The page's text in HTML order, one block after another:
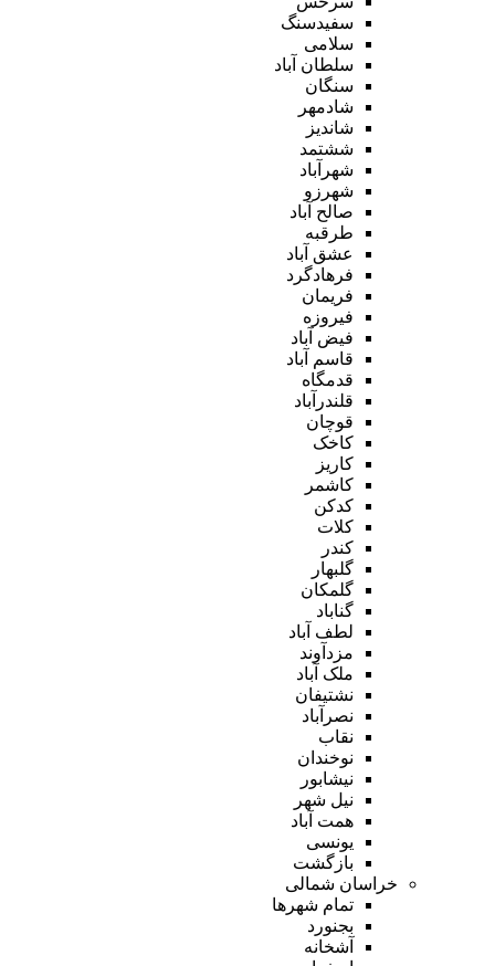
سفیدسنگ
سلامی
سلطان آباد
سنگان
شادمهر
شاندیز
ششتمد
شهرآباد
شهرزو
صالح آباد
طرقبه
عشق آباد
فرهادگرد
فریمان
فیروزه
فیض آباد
قاسم آباد
قدمگاه
قلندرآباد
قوچان
کاخک
کاریز
کاشمر
کدکن
کلات
کندر
گلبهار
گلمکان
گناباد
لطف آباد
مزدآوند
ملک آباد
نشتیفان
نصرآباد
نقاب
نوخندان
نیشابور
نیل شهر
همت آباد
یونسی
بازگشت
خراسان شمالی
تمام شهر‌ها
بجنورد
آشخانه